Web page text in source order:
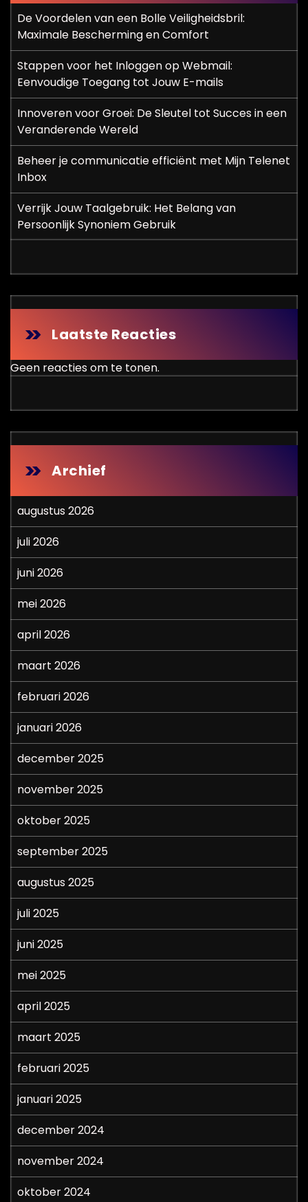
a
g
i
n
e
r
i
n
g
De Voordelen van een Bolle Veiligheidsbril:
Maximale Bescherming en Comfort
Stappen voor het Inloggen op Webmail:
Eenvoudige Toegang tot Jouw E-mails
Innoveren voor Groei: De Sleutel tot Succes in een
Veranderende Wereld
Beheer je communicatie efficiënt met Mijn Telenet
Inbox
Verrijk Jouw Taalgebruik: Het Belang van
Persoonlijk Synoniem Gebruik
Laatste Reacties
Geen reacties om te tonen.
Archief
augustus 2026
juli 2026
juni 2026
mei 2026
april 2026
maart 2026
februari 2026
januari 2026
december 2025
november 2025
oktober 2025
september 2025
augustus 2025
juli 2025
juni 2025
mei 2025
april 2025
maart 2025
februari 2025
januari 2025
december 2024
november 2024
oktober 2024